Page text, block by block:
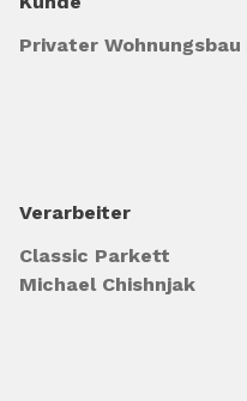
Privater Wohnungsbau
Verarbeiter
Classic Parkett
Michael Chishnjak